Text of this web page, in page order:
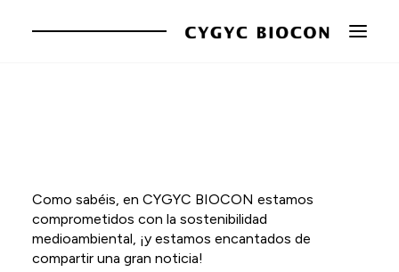
Innovación
Responsabilidad
Como sabéis, en CYGYC BIOCON estamos
comprometidos con la sostenibilidad
medioambiental, ¡y estamos encantados de
compartir una gran noticia!